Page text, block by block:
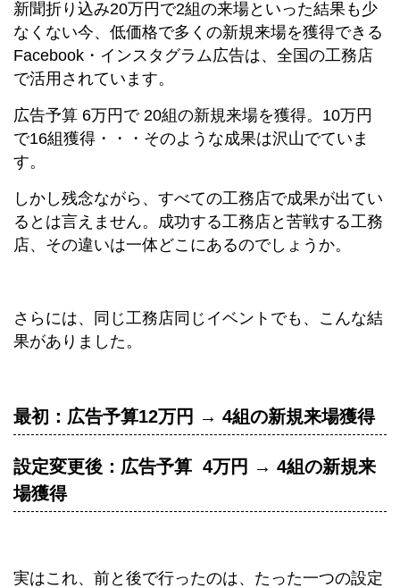
新聞折り込み20万円で2組の来場といった結果も少
なくない今、低価格で多くの新規来場を獲得できる
Facebook・インスタグラム広告は、全国の工務店
で活用されています。
広告予算 6万円で 20組の新規来場を獲得。10万円
で16組獲得・・・そのような成果は沢山でていま
す。
しかし残念ながら、すべての工務店で成果が出てい
るとは言えません。成功する工務店と苦戦する工務
店、その違いは一体どこにあるのでしょうか。
さらには、同じ工務店同じイベントでも、こんな結
果がありました。
最初：広告予算12万円 → 4組の新規来場獲得
設定変更後：広告予算 4万円 → 4組の新規来
場獲得
実はこれ、前と後で行ったのは、たった一つの設定